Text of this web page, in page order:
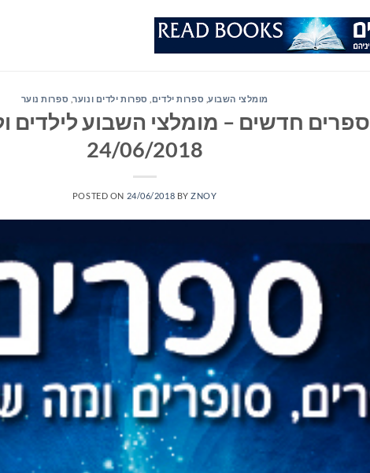
מומלצי השבוע, ספרות ילדים ספרות ילדים ונוער, ספרות נוער
ספרים חדשים – מומלצי השבוע לילדים
24/06/2018
POSTED ON 24/06/2018 BYZNOY